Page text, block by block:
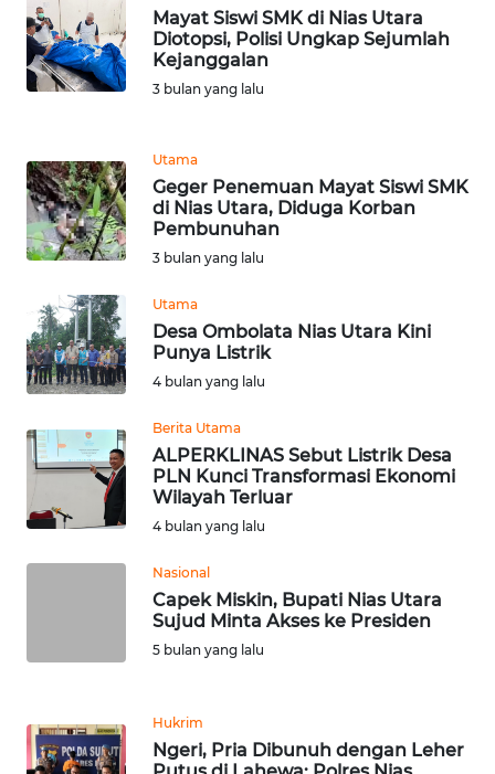
Mayat Siswi SMK di Nias Utara
Diotopsi, Polisi Ungkap Sejumlah
Kejanggalan
3 bulan yang lalu
Utama
Geger Penemuan Mayat Siswi SMK
di Nias Utara, Diduga Korban
Pembunuhan
3 bulan yang lalu
Utama
Desa Ombolata Nias Utara Kini
Punya Listrik
4 bulan yang lalu
Berita Utama
ALPERKLINAS Sebut Listrik Desa
PLN Kunci Transformasi Ekonomi
Wilayah Terluar
4 bulan yang lalu
Nasional
Capek Miskin, Bupati Nias Utara
Sujud Minta Akses ke Presiden
5 bulan yang lalu
Hukrim
Ngeri, Pria Dibunuh dengan Leher
WN
SUMBAR
WN
BENGKULU
LAMPUNG
WN
JATENG
WN
NUSANTARA
WN
BALI